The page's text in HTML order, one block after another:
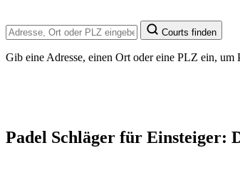
Courts finden
Gib eine Adresse, einen Ort oder eine PLZ ein, um
Padel Schläger für Einsteiger: